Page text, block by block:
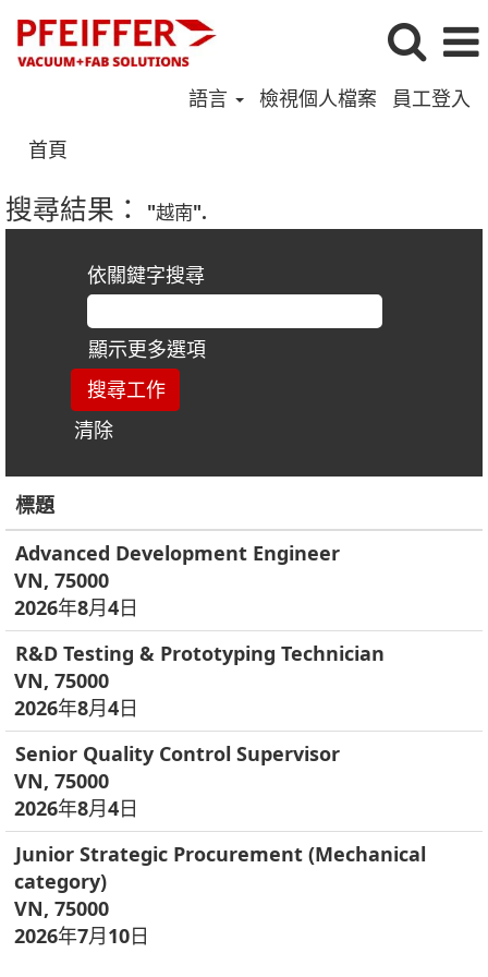
語言 檢視個人檔案
員工登入
首頁
搜尋結果： "越南".
依關鍵字搜尋
顯示更多選項
清除
標題
Advanced Development Engineer
VN, 75000
2026年8月4日
R&D Testing & Prototyping Technician
VN, 75000
2026年8月4日
Senior Quality Control Supervisor
VN, 75000
2026年8月4日
Junior Strategic Procurement (Mechanical
category)
VN, 75000
2026年7月10日